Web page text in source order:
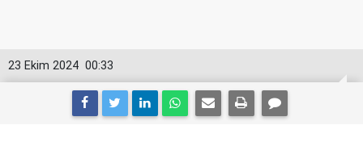
00:33
23 Ekim 2024